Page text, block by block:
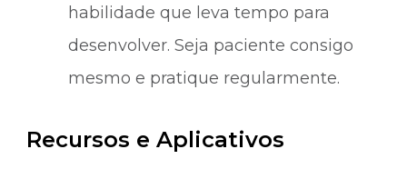
habilidade que leva tempo para
desenvolver. Seja paciente consigo
mesmo e pratique regularmente.
Recursos e Aplicativos